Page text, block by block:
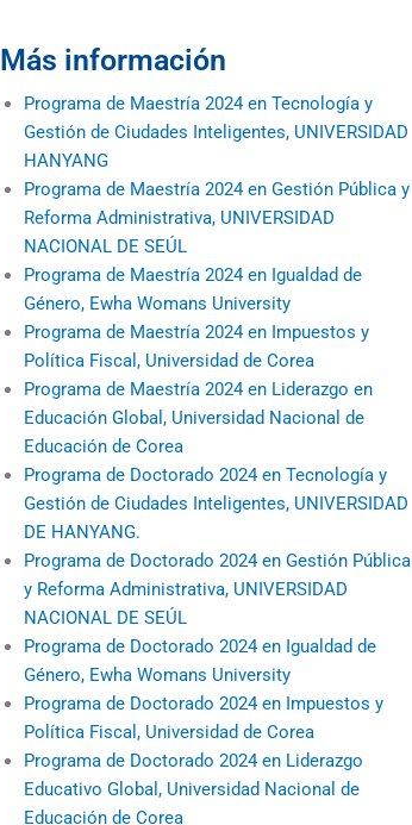
Más información
Programa de Maestría 2024 en Tecnología y
Gestión de Ciudades Inteligentes, UNIVERSIDAD
HANYANG
Programa de Maestría 2024 en Gestión Pública y
Reforma Administrativa, UNIVERSIDAD
NACIONAL DE SEÚL
Programa de Maestría 2024 en Igualdad de
Género, Ewha Womans University
Programa de Maestría 2024 en Impuestos y
Política Fiscal, Universidad de Corea
Programa de Maestría 2024 en Liderazgo en
Educación Global, Universidad Nacional de
Educación de Corea
Programa de Doctorado 2024 en Tecnología y
Gestión de Ciudades Inteligentes, UNIVERSIDAD
DE HANYANG.
Programa de Doctorado 2024 en Gestión Pública
y Reforma Administrativa, UNIVERSIDAD
NACIONAL DE SEÚL
Programa de Doctorado 2024 en Igualdad de
Género, Ewha Womans University
Programa de Doctorado 2024 en Impuestos y
Política Fiscal, Universidad de Corea
Programa de Doctorado 2024 en Liderazgo
Educativo Global, Universidad Nacional de
Educación de Corea